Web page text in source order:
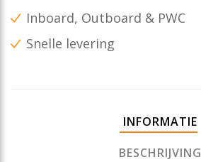
Inboard, Outboard & PWC
Snelle levering
INFORMATIE
BESCHRIJVING